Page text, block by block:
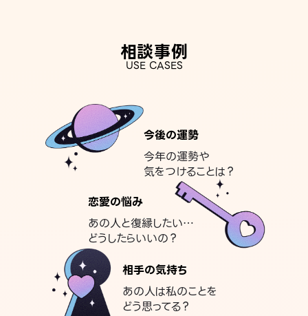
相談事例
USE CASES
今後の運勢
今年の運勢や
気をつけることは？
恋愛の悩み
あの人と復縁したい…
どうしたらいいの？
相手の気持ち
あの人は私のことを
どう思ってる？